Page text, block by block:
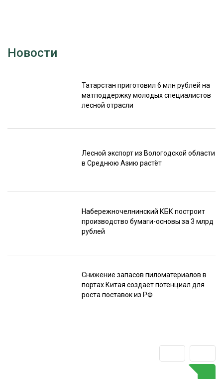
Новости
Татарстан приготовил 6 млн рублей на
матподдержку молодых специалистов
лесной отрасли
Лесной экспорт из Вологодской области
в Среднюю Азию растёт
Набережночелнинский КБК построит
производство бумаги-основы за 3 млрд
рублей
Снижение запасов пиломатериалов в
портах Китая создаёт потенциал для
роста поставок из РФ